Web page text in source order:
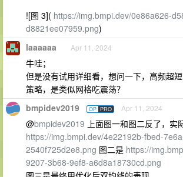
![图 3]( https://img.bmpi.dev/0e86a626-
d8821ee07959.png)
laaaaaa Apr 11, 2024
牛哇；
但是没有试用详细看，想问一下，高频超
策略，是类似网格吃震荡？
bmpidev2019 OP PRO Apr 11, 2024
@bmpidev2019 上面图一和图二反了，实
https://img.bmpi.dev/4e22192b-fbed-
2540f725d2e8.png 图二是 https://
9207-3b68-9ef8-a6d8a18730cd.png